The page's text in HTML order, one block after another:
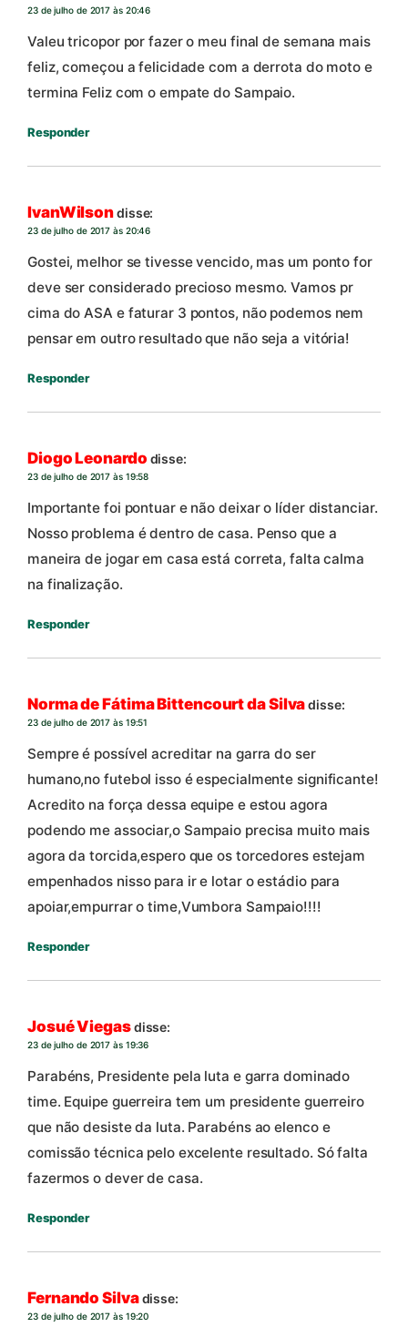
23 de julho de 2017 às 20:46
Valeu tricopor por fazer o meu final de semana mais
feliz, começou a felicidade com a derrota do moto e
termina Feliz com o empate do Sampaio.
Responder
IvanWilsondisse:
23 de julho de 2017 às 20:46
Gostei, melhor se tivesse vencido, mas um ponto for
deve ser considerado precioso mesmo. Vamos pr
cima do ASA e faturar 3 pontos, não podemos nem
pensar em outro resultado que não seja a vitória!
Responder
Diogo Leonardo disse:
23 de julho de 2017 às 19:58
Importante foi pontuar e não deixar o líder distanciar.
Nosso problema é dentro de casa. Penso que a
maneira de jogar em casa está correta, falta calma
na finalização.
Responder
Norma de Fátima Bittencourt da Silvadisse:
23 de julho de 2017 às 19:51
Sempre é possível acreditar na garra do ser
humano,no futebol isso é especialmente significante!
Acredito na força dessa equipe e estou agora
podendo me associar,o Sampaio precisa muito mais
agora da torcida,espero que os torcedores estejam
empenhados nisso para ir e lotar o estádio para
apoiar,empurrar o time,Vumbora Sampaio!!!!
Responder
Josué Viegasdisse:
23 de julho de 2017 às 19:36
Parabéns, Presidente pela luta e garra dominado
time. Equipe guerreira tem um presidente guerreiro
que não desiste da luta. Parabéns ao elenco e
comissão técnica pelo excelente resultado. Só falta
fazermos o dever de casa.
Responder
Fernando Silvadisse:
23 de julho de 2017 às 19:20